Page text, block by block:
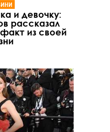
и девочку:
рассказал
из своей